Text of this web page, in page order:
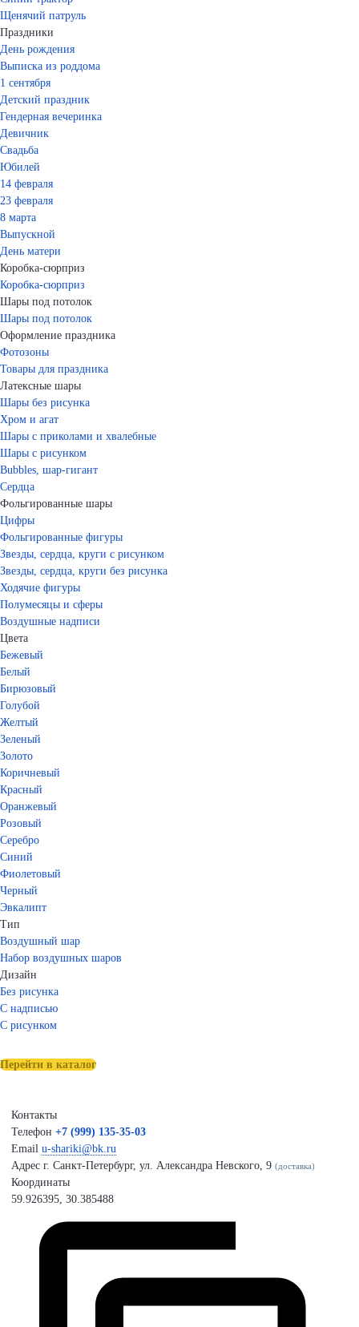
Щенячий патруль
Праздники
День рождения
Выписка из роддома
1 сентября
Детский праздник
Гендерная вечеринка
Девичник
Свадьба
Юбилей
14 февраля
23 февраля
8 марта
Выпускной
День матери
Коробка-сюрприз
Коробка-сюрприз
Шары под потолок
Шары под потолок
Оформление праздника
Фотозоны
Товары для праздника
Латексные шары
Шары без рисунка
Хром и агат
Шары с приколами и хвалебные
Шары с рисунком
Bubbles, шар-гигант
Сердца
Фольгированные шары
Цифры
Фольгированные фигуры
Звезды, сердца, круги с рисунком
Звезды, сердца, круги без рисунка
Ходячие фигуры
Полумесяцы и сферы
Воздушные надписи
Цвета
Бежевый
Белый
Бирюзовый
Голубой
Желтый
Зеленый
Золото
Коричневый
Красный
Оранжевый
Розовый
Серебро
Синий
Фиолетовый
Черный
Эвкалипт
Тип
Воздушный шар
Набор воздушных шаров
Дизайн
Без рисунка
С надписью
С рисунком
Перейти в каталог
Контакты
Телефон +7 (999) 135-35-03
Email u-shariki@bk.ru
Адрес г. Санкт-Петербург, ул. Александра Невского, 9 (доставка)
Координаты
59.926395, 30.385488